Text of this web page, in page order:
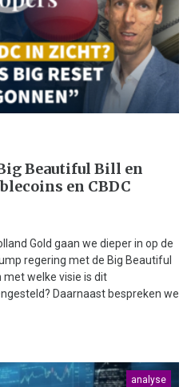
Beautiful Bill en
en CBDC
Gold gaan we dieper in op de
regering met de Big Beautiful
met welke visie is dit
Daarnaast bespreken we
analyse